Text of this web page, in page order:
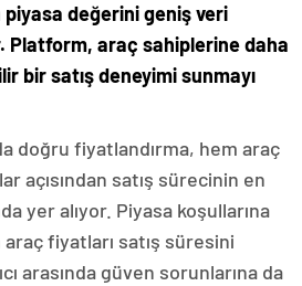
piyasa değerini geniş veri
Platform, araç sahiplerine daha
bir satış deneyimi sunmayı
doğru fiyatlandırma, hem araç
açısından satış sürecinin en
yer alıyor. Piyasa koşullarına
fiyatları satış süresini
arasında güven sorunlarına da